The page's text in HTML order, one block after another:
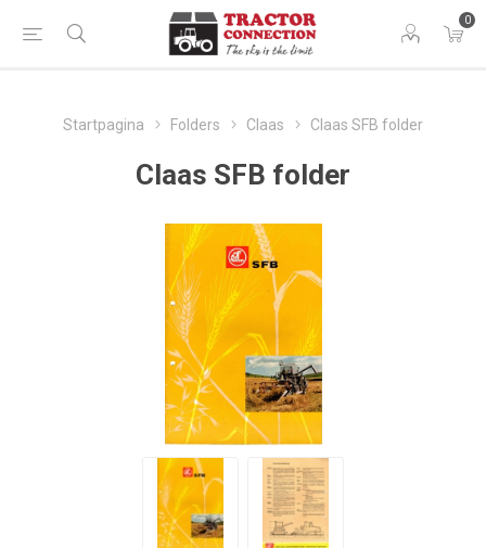
0
Startpagina Folders Claas Claas SFB folder
Claas SFB folder